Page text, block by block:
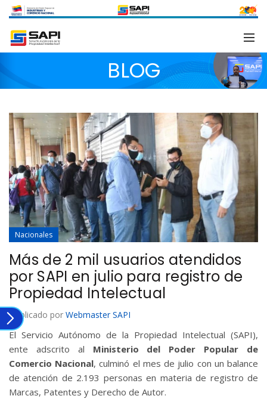
BLOG
Nacionales
Más de 2 mil usuarios atendidos
por SAPI en julio para registro de
Propiedad Intelectual
Publicado por Webmaster SAPI
El Servicio Autónomo de la Propiedad Intelectual (SAPI),
ente adscrito al Ministerio del Poder Popular de
Comercio Nacional, culminó el mes de julio con un balance
de atención de 2.193 personas en materia de registro de
Marcas, Patentes y Derecho de Autor.